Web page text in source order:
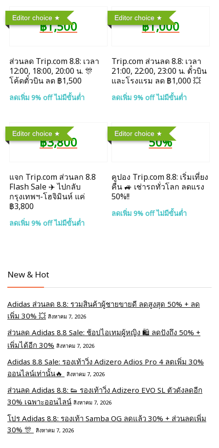
Editor choice
฿1,500
ส่วนลด Trip.com 8.8: เวลา
12:00, 18:00, 20:00 น. 🎊
โค้ดตั๋วบิน ลด ฿1,500
ลดเพิ่ม 9% off ไม่มีขั้นต่ำ
Editor choice
฿1,000
Trip.com ส่วนลด 8.8: เวลา
21:00, 22:00, 23:00 น. ตั๋วบิน
และโรงแรม ลด ฿1,000 💥
ลดเพิ่ม 9% off ไม่มีขั้นต่ำ
Editor choice
฿3,800
แจก Trip.com ส่วนลก 8.8
Flash Sale ✈️ ไปกลับ
กรุงเทพฯ-โฮจิมินห์ แค่
฿3,800
ลดเพิ่ม 9% off ไม่มีขั้นต่ำ
Editor choice
50%
คูปอง Trip.com 8.8: เริ่มเที่ยง
คืน 🚙 เช่ารถทั่วโลก ลดแรง
50%!!
ลดเพิ่ม 9% off ไม่มีขั้นต่ำ
New & Hot
Adidas ส่วนลด 8.8: รวมสินค้าผู้ชายขายดี ลดสูงสุด 50% + ลด
เพิ่ม 30% 💥 สิงหาคม 7, 2026
ส่วนลด Adidas 8.8 Sale: ช้อปไอเทมผู้หญิง 🛍️ ลดปังถึง 50% +
เพิ่มได้อีก 30% สิงหาคม 7, 2026
Adidas 8.8 Sale: รองเท้าวิ่ง Adizero Adios Pro 4 ลดเพิ่ม 30%
ออนไลน์เท่านั้น🔥
สิงหาคม 7, 2026
ส่วนลด Adidas 8.8: 👟 รองเท้าวิ่ง Adizero EVO SL ตัวดังลดอีก
30% เฉพาะออนไลน์ สิงหาคม 7, 2026
โปร Adidas 8.8: รองเท้า Samba OG ลดแล้ว 30% + ส่วนลดเพิ่ม
30% 🎊 สิงหาคม 7, 2026